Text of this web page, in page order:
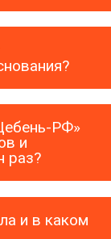
РФ»
и
раз?
и в каком